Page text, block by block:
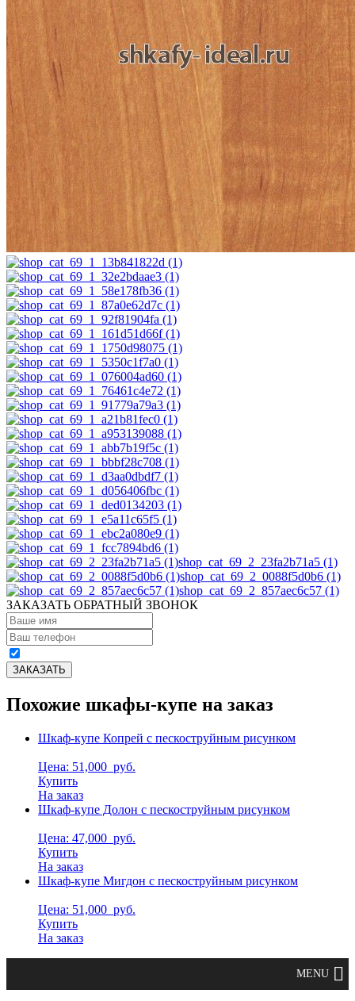
shop_cat_69_2_23fa2b71a5 (1)
shop_cat_69_2_0088f5d0b6 (1)
shop_cat_69_2_857aec6c57 (1)
ЗАКАЗАТЬ ОБРАТНЫЙ ЗВОНОК
Похожие шкафы-купе на заказ
Шкаф-купе Копрей с пескоструйным рисунком
Цена: 51,000 руб.
Купить
На заказ
Шкаф-купе Долон с пескоструйным рисунком
Цена: 47,000 руб.
Купить
На заказ
Шкаф-купе Мигдон с пескоструйным рисунком
Цена: 51,000 руб.
Купить
На заказ